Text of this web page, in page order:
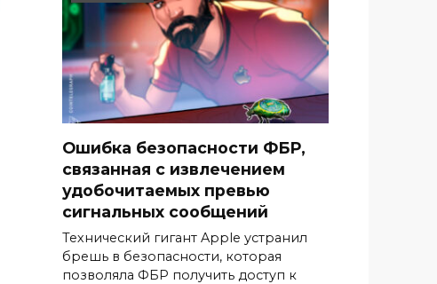
Ошибка безопасности ФБР,
связанная с извлечением
удобочитаемых превью
сигнальных сообщений
Технический гигант Apple устранил
брешь в безопасности, которая
позволяла ФБР получить доступ к